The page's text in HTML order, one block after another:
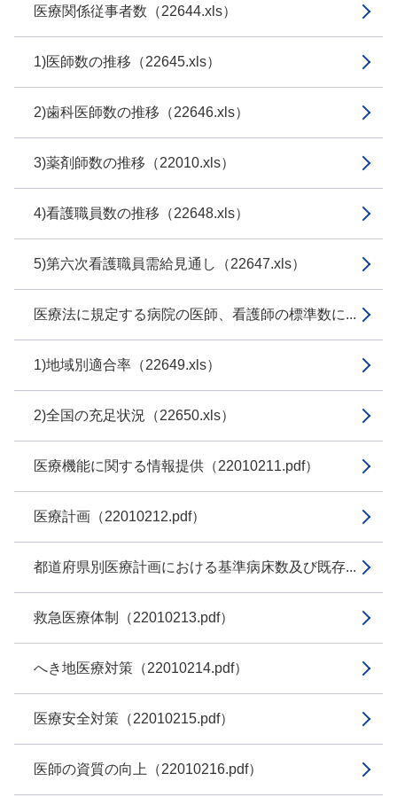
医療関係従事者数（22644.xls）
1)医師数の推移（22645.xls）
2)歯科医師数の推移（22646.xls）
3)薬剤師数の推移（22010.xls）
4)看護職員数の推移（22648.xls）
5)第六次看護職員需給見通し（22647.xls）
医療法に規定する病院の医師、看護師の標準数に...
1)地域別適合率（22649.xls）
2)全国の充足状況（22650.xls）
医療機能に関する情報提供（22010211.pdf）
医療計画（22010212.pdf）
都道府県別医療計画における基準病床数及び既存...
救急医療体制（22010213.pdf）
へき地医療対策（22010214.pdf）
医療安全対策（22010215.pdf）
医師の資質の向上（22010216.pdf）